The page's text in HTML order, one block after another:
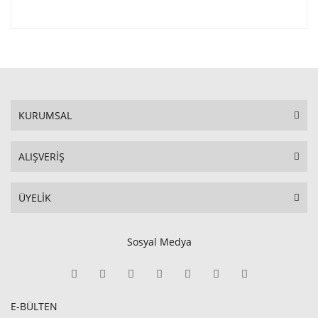
KURUMSAL
ALIŞVERİŞ
ÜYELİK
Sosyal Medya
E-BÜLTEN